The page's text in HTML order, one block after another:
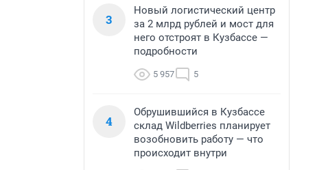
3
Новый логистический центр
за 2 млрд рублей и мост для
него отстроят в Кузбассе —
подробности
5 957 5
4
Обрушившийся в Кузбассе
склад Wildberries планирует
возобновить работу — что
происходит внутри